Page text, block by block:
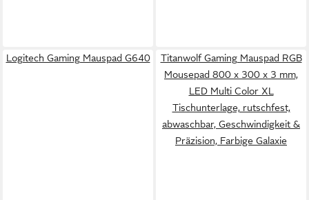
Logitech Gaming Mauspad G640
Titanwolf Gaming Mauspad RGB
Mousepad 800 x 300 x 3 mm,
LED Multi Color XL
Tischunterlage, rutschfest,
abwaschbar, Geschwindigkeit &
Präzision, Farbige Galaxie